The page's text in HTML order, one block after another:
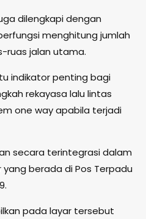
dilengkapi dengan
menghitung jumlah
ruas jalan utama.
indikator penting bagi
rekayasa lalu lintas
one way apabila terjadi
secara terintegrasi dalam
berada di Pos Terpadu
pada layar tersebut